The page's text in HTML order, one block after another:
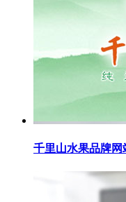
千里山水果品牌网